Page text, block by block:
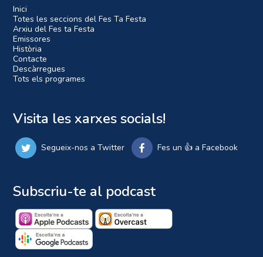
Inici
Totes les seccions del Fes Ta Festa
Arxiu del Fes ta Festa
Emissores
Història
Contacte
Descàrregues
Tots els programes
Visita les xarxes socials!
Segueix-nos a Twitter Fes un 👍 a Facebook
Subscriu-te al podcast